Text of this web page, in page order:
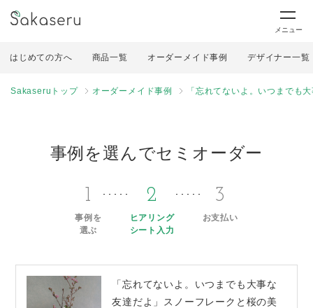
メニュー
はじめての方へ 商品一覧 オーダーメイド事例 デザイナー一覧
Sakaseruトップ オーダーメイド事例 「忘れてないよ。いつまでも
事例を選んでセミオーダー
1
事例を
選ぶ
2
ヒアリング
シート入力
3
お支払い
「忘れてないよ。いつまでも大事な
友達だよ」スノーフレークと桜の美